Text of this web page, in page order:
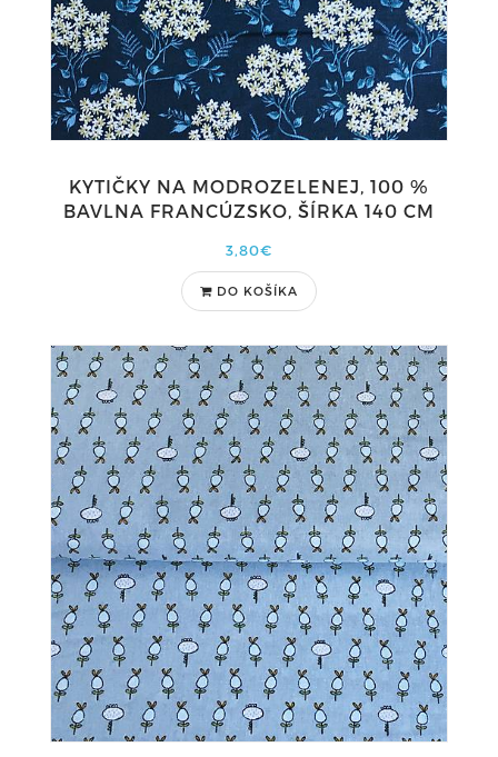
KYTIČKY NA MODROZELENEJ, 100 %
BAVLNA FRANCÚZSKO, ŠÍRKA 140 CM
3,80€
DO KOŠÍKA